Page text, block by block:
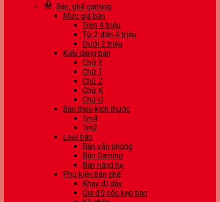
Bàn, ghế gaming
Mức giá bàn
Trên 4 triệu
Từ 2 đến 4 triệu
Dưới 2 triệu
Kiểu dáng bàn
Chữ Y
Chữ T
Chữ Z
Chữ K
Chữ U
Bàn theo kích thước
1m4
1m2
Loại bàn
Bàn văn phòng
Bàn Gaming
Bàn nâng hạ
Phụ kiện bàn ghế
Khay đi dây
Giá đỡ cốc kẹp bàn